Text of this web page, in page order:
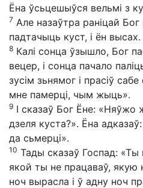
Ёна ўсьцешыўся вельмі з
7 Але назаўтра раніцай
падтачыць куст, і ён высах.
8 Калі сонца ўзышло, Бог
вецер, і сонца пачало
зусім зьнямог і прасіў
мне памерці, чым жыць».
9 І сказаў Бог Ёне: «Няўжо
дзеля куста?». Ёна
да сьмерці».
10 Тады сказаў Госпад: «Ты
якой ты не працаваў, якую
ноч вырасла і ў адну ноч